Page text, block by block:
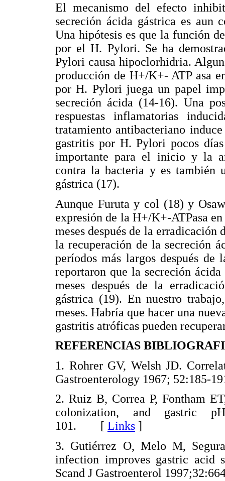
El mecanismo del efecto
secreción ácida gástrica es aun
Una hipótesis es que la función
por el H. Pylori. Se ha
Pylori causa hipoclorhidria.
producción de H+/K+- ATP asa
por H. Pylori juega un papel
secreción ácida (14-16). Una
respuestas inflamatorias
tratamiento antibacteriano
gastritis por H. Pylori pocos
importante para el inicio y la
contra la bacteria y es también
gástrica (17).
Aunque Furuta y col (18) y
expresión de la H+/K+-ATPasa
meses después de la
la recuperación de la secreción
períodos más largos después
reportaron que la secreción
meses después de la
gástrica (19). En nuestro
meses. Habría que hacer una
gastritis atróficas pueden
REFERENCIAS
1. Rohrer GV, Welsh JD.
Gastroenterology 1967;
2. Ruiz B, Correa P, Fontham
colonization, and gastric
101. [ Links ]
3. Gutiérrez O, Melo M,
infection improves gastric acid
Scand J Gastroenterol